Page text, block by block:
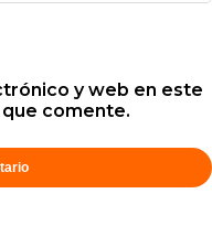
y web en este
comente.